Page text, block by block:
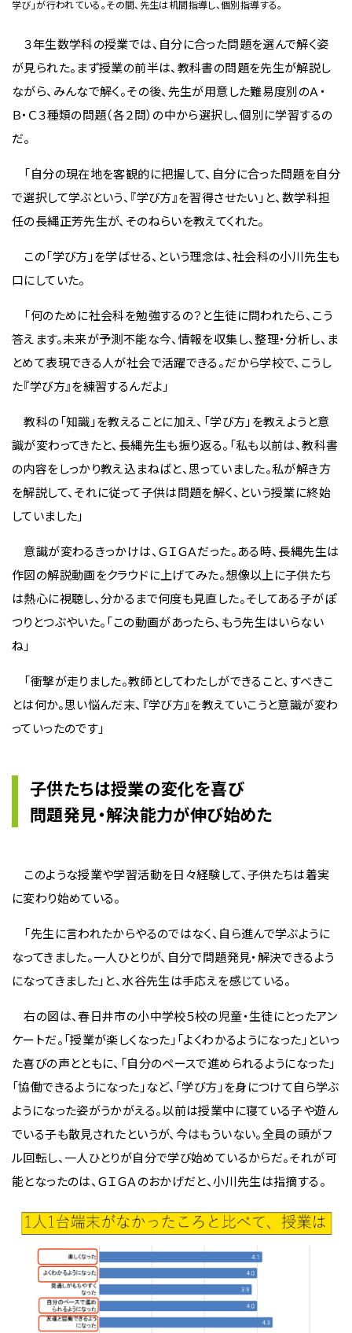
学び」が行われている。その間、先生は机間指導し、個別指導する。
３年生数学科の授業では、自分に合った問題を選んで解く姿
が見られた。まず授業の前半は、教科書の問題を先生が解説し
ながら、みんなで解く。その後、先生が用意した難易度別のＡ・
Ｂ・Ｃ３種類の問題（各２問）の中から選択し、個別に学習するの
だ。
「自分の現在地を客観的に把握して、自分に合った問題を自分
で選択して学ぶという、『学び方』を習得させたい」と、数学科担
任の長縄正芳先生が、そのねらいを教えてくれた。
この「学び方」を学ばせる、という理念は、社会科の小川先生も
口にしていた。
「何のために社会科を勉強するの？と生徒に問われたら、こう
答えます。未来が予測不能な今、情報を収集し、整理・分析し、ま
とめて表現できる人が社会で活躍できる。だから学校で、こうし
た『学び方』を練習するんだよ」
教科の「知識」を教えることに加え、「学び方」を教えようと意
識が変わってきたと、長縄先生も振り返る。「私も以前は、教科書
の内容をしっかり教え込まねばと、思っていました。私が解き方
を解説して、それに従って子供は問題を解く、という授業に終始
していました」
意識が変わるきっかけは、ＧＩＧＡだった。ある時、長縄先生は
作図の解説動画をクラウドに上げてみた。想像以上に子供たち
は熱心に視聴し、分かるまで何度も見直した。そしてある子がぽ
つりとつぶやいた。「この動画があったら、もう先生はいらない
ね」
「衝撃が走りました。教師としてわたしができること、すべきこ
とは何か。思い悩んだ末、『学び方』を教えていこうと意識が変わ
っていったのです」
子供たちは授業の変化を喜び
問題発見・解決能力が伸び始めた
このような授業や学習活動を日々経験して、子供たちは着実
に変わり始めている。
「先生に言われたからやるのではなく、自ら進んで学ぶように
なってきました。一人ひとりが、自分で問題発見・解決できるよう
になってきました」と、水谷先生は手応えを感じている。
右の図は、春日井市の小中学校５校の児童・生徒にとったアン
ケートだ。「授業が楽しくなった」「よくわかるようになった」といっ
た喜びの声とともに、「自分のペースで進められるようになった」
「協働できるようになった」など、「学び方」を身につけて自ら学ぶ
ようになった姿がうかがえる。以前は授業中に寝ている子や遊ん
でいる子も散見されたというが、今はもういない。全員の頭がフ
ル回転し、一人ひとりが自分で学び始めているからだ。それが可
能となったのは、ＧＩＧＡのおかげだと、小川先生は指摘する。